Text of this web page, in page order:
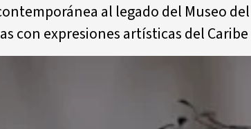
al legado del Museo del
con expresiones artísticas del Caribe